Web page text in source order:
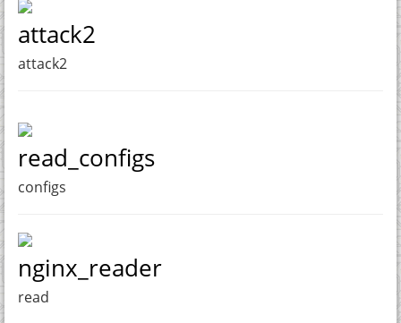
attack2
attack2
read_configs
configs
nginx_reader
read